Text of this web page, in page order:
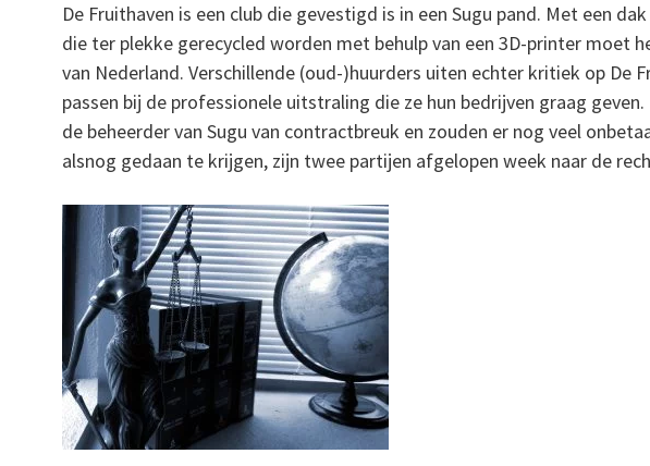
De Fruithaven is een club die gevestigd is in een Sugu pand. Met een
die ter plekke gerecycled worden met behulp van een 3D-printer moet
van Nederland. Verschillende (oud-)huurders uiten echter kritiek op De
passen bij de professionele uitstraling die ze hun bedrijven graag
de beheerder van Sugu van contractbreuk en zouden er nog veel
alsnog gedaan te krijgen, zijn twee partijen afgelopen week naar de